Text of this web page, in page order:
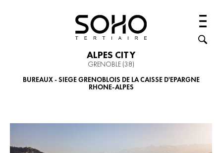
ALPES CITY
GRENOBLE (38)
BUREAUX - SIEGE GRENOBLOIS DE LA CAISSE D'EPARGNE
RHONE-ALPES